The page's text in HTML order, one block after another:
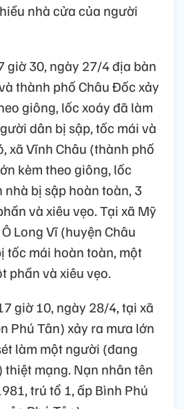
nhà cửa của người
giờ 30, ngày 27/4 địa bàn
thành phố Châu Đốc xảy
giông, lốc xoáy đã làm
dân bị sập, tốc mái và
xã Vĩnh Châu (thành phố
kèm theo giông, lốc
bị sập hoàn toàn, 3
và xiêu vẹo. Tại xã Mỹ
Long Vĩ (huyện Châu
tốc mái hoàn toàn, một
phần và xiêu vẹo.
giờ 10, ngày 28/4, tại xã
Phú Tân) xảy ra mưa lớn
làm một người (đang
mạng. Nạn nhân tên
trú tổ 1, ấp Bình Phú